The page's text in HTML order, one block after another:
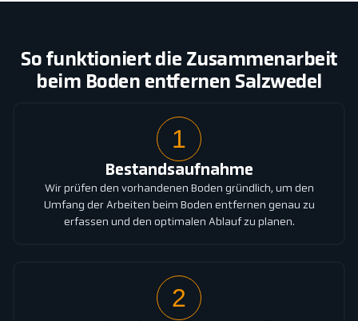
So funktioniert die Zusammenarbeit
beim Boden entfernen Salzwedel
1
Bestandsaufnahme
Wir prüfen den vorhandenen Boden gründlich, um den
Umfang der Arbeiten beim Boden entfernen genau zu
erfassen und den optimalen Ablauf zu planen.
2